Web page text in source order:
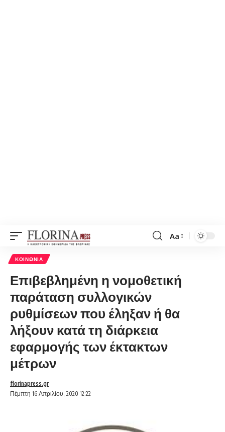
Font
Aa
ΚΟΙΝΩΝΊΑ
Επιβεβλημένη η νομοθετική
παράταση συλλογικών
ρυθμίσεων που έληξαν ή θα
λήξουν κατά τη διάρκεια
εφαρμογής των έκτακτων
μέτρων
Πέμπτη 16 Απριλίου, 2020 12:22
florinapress.gr